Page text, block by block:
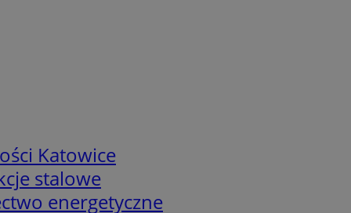
Katowice
stalowe
energetyczne